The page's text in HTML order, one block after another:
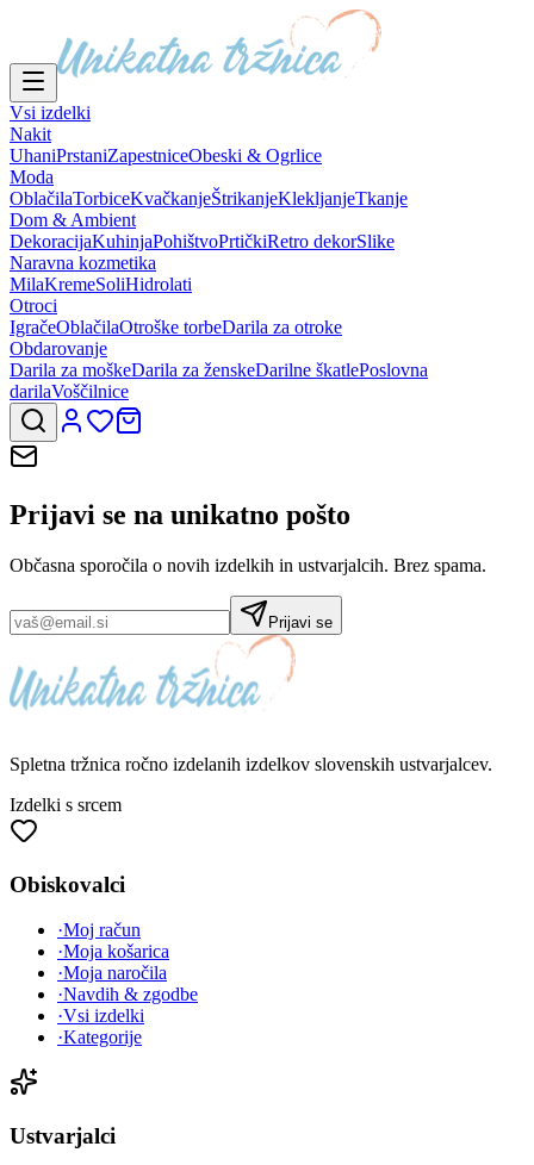
Vsi izdelki
Nakit
UhaniPrstaniZapestniceObeski & Ogrlice
Moda
OblačilaTorbiceKvačkanjeŠtrikanjeKlekljanjeTkanje
Dom & Ambient
DekoracijaKuhinjaPohištvoPrtičkiRetro dekorSlike
Naravna kozmetika
MilaKremeSoliHidrolati
Otroci
IgračeOblačilaOtroške torbeDarila za otroke
Obdarovanje
Darila za moškeDarila za ženskeDarilne škatlePoslovna
darilaVoščilnice
Prijavi se na unikatno pošto
Občasna sporočila o novih izdelkih in ustvarjalcih. Brez spama.
Prijavi se
Spletna tržnica ročno izdelanih izdelkov slovenskih ustvarjalcev.
Izdelki s srcem
Obiskovalci
·Moj račun
·Moja košarica
·Moja naročila
·Navdih & zgodbe
·Vsi izdelki
·Kategorije
Ustvarjalci